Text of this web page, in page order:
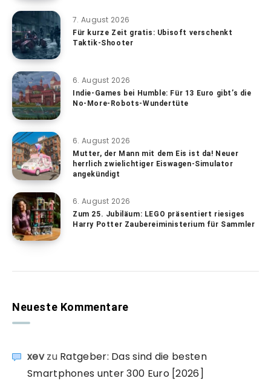
7. August 2026
Für kurze Zeit gratis: Ubisoft verschenkt
Taktik-Shooter
6. August 2026
Indie-Games bei Humble: Für 13 Euro gibt’s die
No-More-Robots-Wundertüte
6. August 2026
Mutter, der Mann mit dem Eis ist da! Neuer
herrlich zwielichtiger Eiswagen-Simulator
angekündigt
6. August 2026
Zum 25. Jubiläum: LEGO präsentiert riesiges
Harry Potter Zaubereiministerium für Sammler
Neueste Kommentare
xevzu Ratgeber: Das sind die besten
Smartphones unter 300 Euro [2026]